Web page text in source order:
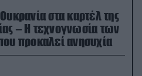
στα καρτέλ της
– Η τεχνογνωσία των
προκαλεί ανησυχία